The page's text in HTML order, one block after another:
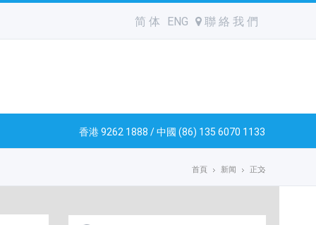
简 体 ENG 聯 絡 我 們
香港 9262 1888 / 中國 (86) 135 6070 1133
首頁 新闻 正文